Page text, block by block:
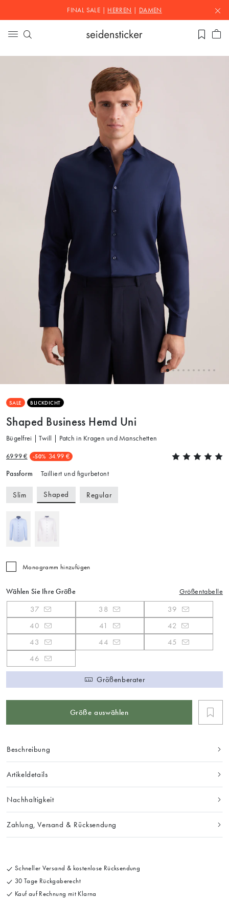
FINAL SALE | HERREN DAMEN
SALE BLICKDICHT
Shaped Business Hemd Uni
Bügelfrei | Twill | Patch in Kragen und Manschetten
69.99 € -50% 34.99 €
Passform Tailliert und figurbetont
Slim Shaped Regular
Monogramm hinzufügen
Wählen Sie Ihre Größe Größentabelle
37 38
39
40
41
42
43
44
45
46
Größenberater
Größe auswählen
Beschreibung
Artikeldetails
Nachhaltigkeit
Zahlung, Versand & Rücksendung
Schneller Versand & kostenlose Rücksendung
30 Tage Rückgaberecht
Kauf auf Rechnung mit Klarna